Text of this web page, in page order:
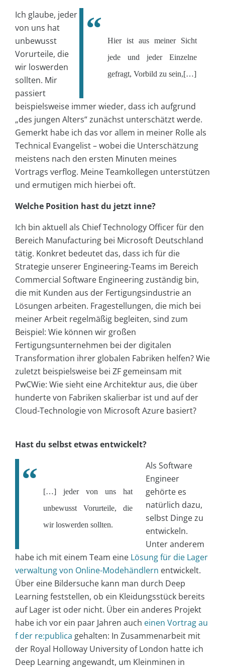
Hier ist aus meiner Sicht
jede und jeder Einzelne
gefragt, Vorbild zu sein,[…]
Ich glaube, jeder
von uns hat
unbewusst
Vorurteile, die
wir loswerden
sollten. Mir
passiert
beispielsweise immer wieder, dass ich aufgrund
„des jungen Alters“ zunächst unterschätzt werde.
Gemerkt habe ich das vor allem in meiner Rolle als
Technical Evangelist – wobei die Unterschätzung
meistens nach den ersten Minuten meines
Vortrags verflog. Meine Teamkollegen unterstützen
und ermutigen mich hierbei oft.
Welche Position hast du jetzt inne?
Ich bin aktuell als Chief Technology Officer für den
Bereich Manufacturing bei Microsoft Deutschland
tätig. Konkret bedeutet das, dass ich für die
Strategie unserer Engineering-Teams im Bereich
Commercial Software Engineering zuständig bin,
die mit Kunden aus der Fertigungsindustrie an
Lösungen arbeiten. Fragestellungen, die mich bei
meiner Arbeit regelmäßig begleiten, sind zum
Beispiel: Wie können wir großen
Fertigungsunternehmen bei der digitalen
Transformation ihrer globalen Fabriken helfen? Wie
zuletzt beispielsweise bei ZF gemeinsam mit
PwCWie: Wie sieht eine Architektur aus, die über
hunderte von Fabriken skalierbar ist und auf der
Cloud-Technologie von Microsoft Azure basiert?
Hast du selbst etwas entwickelt?
[…] jeder von uns hat
unbewusst Vorurteile, die
wir loswerden sollten.
Als Software
Engineer
gehörte es
natürlich dazu,
selbst Dinge zu
entwickeln.
Unter anderem
habe ich mit einem Team eine Lösung für die Lager
verwaltung von Online-Modehändlern entwickelt.
Über eine Bildersuche kann man durch Deep
Learning feststellen, ob ein Kleidungsstück bereits
auf Lager ist oder nicht. Über ein anderes Projekt
habe ich vor ein paar Jahren auch einen Vortrag au
f der re:publica gehalten: In Zusammenarbeit mit
der Royal Holloway University of London hatte ich
Deep Learning angewandt, um Kleinminen in